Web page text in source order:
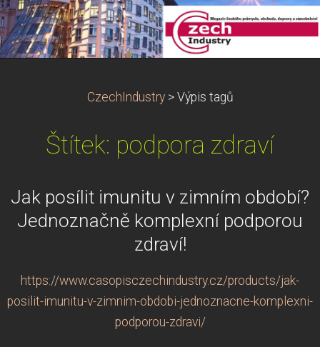
CzechIndustry > Výpis tagů
Štítek: podpora zdraví
Jak posílit imunitu v zimním období?
Jednoznačně komplexní podporou
zdraví!
https://www.casopisczechindustry.cz/products/jak-
posilit-imunitu-v-zimnim-obdobi-jednoznacne-komplexni-
podporou-zdravi/